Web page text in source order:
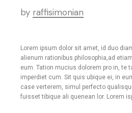
by raffisimonian
Lorem ipsum dolor sit amet, id duo
alienum rationibus philosophia,ad
eum. Tation mucius dolorem pro in, te
imperdiet cum. Sit quis ubique ei, in
case verterem, simul perfecto
fuisset tibique ali quenean lor. Lorem